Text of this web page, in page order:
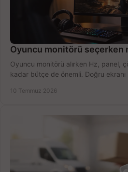
Oyuncu monitörü seçerken
Oyuncu monitörü alırken Hz, panel,
kadar bütçe de önemli. Doğru ekranı
10 Temmuz 2026